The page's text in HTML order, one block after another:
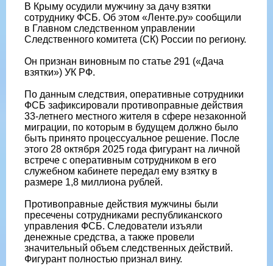
В Крыму осудили мужчину за дачу взятки
сотруднику ФСБ. Об этом «Ленте.ру» сообщили
в Главном следственном управлении
Следственного комитета (СК) России по региону.
Он признан виновным по статье 291 («Дача
взятки») УК РФ.
По данным следствия, оперативные сотрудники
ФСБ зафиксировали противоправные действия
33-летнего местного жителя в сфере незаконной
миграции, по которым в будущем должно было
быть принято процессуальное решение. После
этого 28 октября 2025 года фигурант на личной
встрече с оперативным сотрудником в его
служебном кабинете передал ему взятку в
размере 1,8 миллиона рублей.
Противоправные действия мужчины были
пресечены сотрудниками республиканского
управления ФСБ. Следователи изъяли
денежные средства, а также провели
значительный объем следственных действий.
Фигурант полностью признал вину.